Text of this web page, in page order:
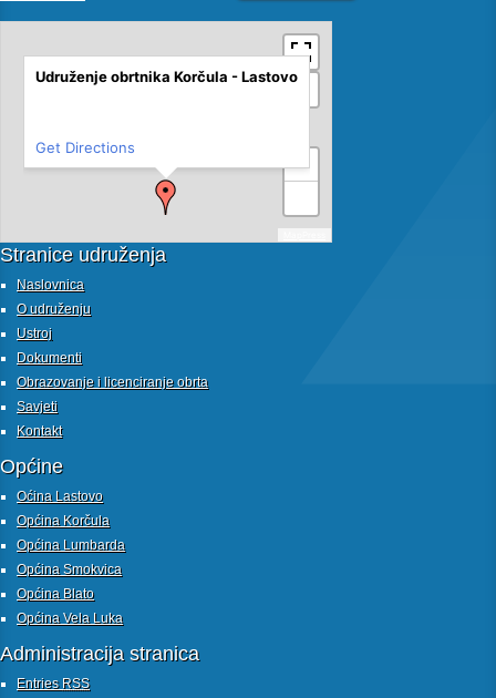
+
Udruženje obrtnika Korčula - Lastovo
Get Directions
Stranice udruženja
Naslovnica
O udruženju
Ustroj
Dokumenti
Obrazovanje i licenciranje obrta
Savjeti
Kontakt
Općine
Oćina Lastovo
Općina Korčula
Općina Lumbarda
Općina Smokvica
Općina Blato
Općina Vela Luka
Administracija stranica
Entries RSS